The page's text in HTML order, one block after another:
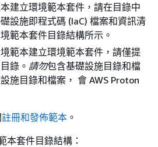
建立環境範本套件，請在目錄中
設施即程式碼 (IaC) 檔案和資訊清
範本套件目錄結構所示。
範本建立環境範本套件，請僅提
錄。 請勿包含基礎設施目錄和檔
施目錄和檔案， 會 AWS Proton
註冊和發佈範本 。
本套件目錄結構：